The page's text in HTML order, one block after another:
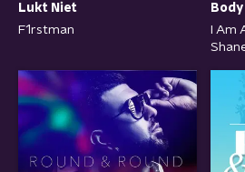
Lukt Niet
F1rstman
Body
I Am